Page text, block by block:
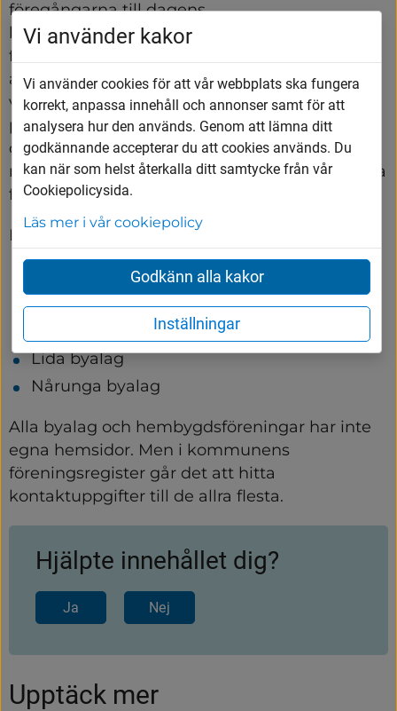
föregångarna till dagens
kommunfullmäktigeledamöter. Men i nutid är
funktionen mest social med exempelvis
arrangemang som midsommarfirande,
valborgsfirande, julmarknad och trivselkvällar
på programmet. Men det finns ännu byalag
och byföreningar som fungerar som
rådgivande instans i kommunala och regionala
frågor.
I Vårgårda finns följande byalag:
Algutstorp sockens byalag,
Asklanda Ornunga byalag
Kvinnestad-Landa byförening
Lida byalag
Nårunga byalag
Alla byalag och hembygdsföreningar har inte
egna hemsidor. Men i kommunens
föreningsregister går det att hitta
kontaktuppgifter till de allra flesta.
Hjälpte innehållet dig?
Ja Nej
Upptäck mer
Vi använder kakor
Vi använder cookies för att vår webbplats ska fungera
korrekt, anpassa innehåll och annonser samt för att
analysera hur den används. Genom att lämna ditt
godkännande accepterar du att cookies används. Du
kan när som helst återkalla ditt samtycke från vår
Cookiepolicysida.
Läs mer i vår cookiepolicy
Godkänn alla kakor
Inställningar